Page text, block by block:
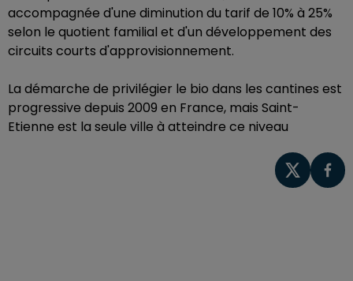
accompagnée d'une diminution du tarif de 10% à 25%
selon le quotient familial et d'un développement des
circuits courts d'approvisionnement.
La démarche de privilégier le bio dans les cantines est
progressive depuis 2009 en France, mais Saint-
Etienne est la seule ville à atteindre ce niveau